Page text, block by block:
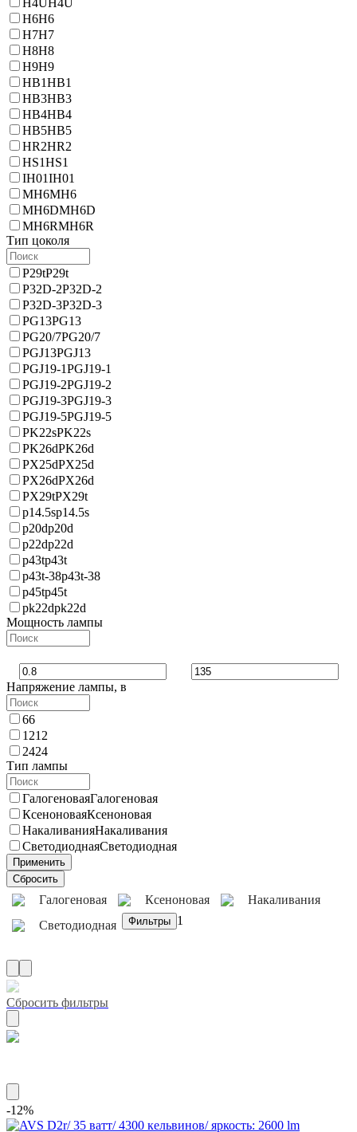
H6H6
H7H7
H8H8
H9H9
HB1HB1
HB3HB3
HB4HB4
HB5HB5
HR2HR2
HS1HS1
IH01IH01
MH6MH6
MH6DMH6D
MH6RMH6R
Тип цоколя
P29tP29t
P32D-2P32D-2
P32D-3P32D-3
PG13PG13
PG20/7PG20/7
PGJ13PGJ13
PGJ19-1PGJ19-1
PGJ19-2PGJ19-2
PGJ19-3PGJ19-3
PGJ19-5PGJ19-5
PK22sPK22s
PK26dPK26d
PX25dPX25d
PX26dPX26d
PX29tPX29t
p14.5sp14.5s
p20dp20d
p22dp22d
p43tp43t
p43t-38p43t-38
p45tp45t
pk22dpk22d
Мощность лампы
Напряжение лампы, в
66
1212
2424
Тип лампы
ГалогеноваяГалогеновая
КсеноноваяКсеноновая
НакаливанияНакаливания
СветодиоднаяСветодиодная
Галогеновая Ксеноновая
Накаливания
Светодиодная
1
Сбросить фильтры
-12%